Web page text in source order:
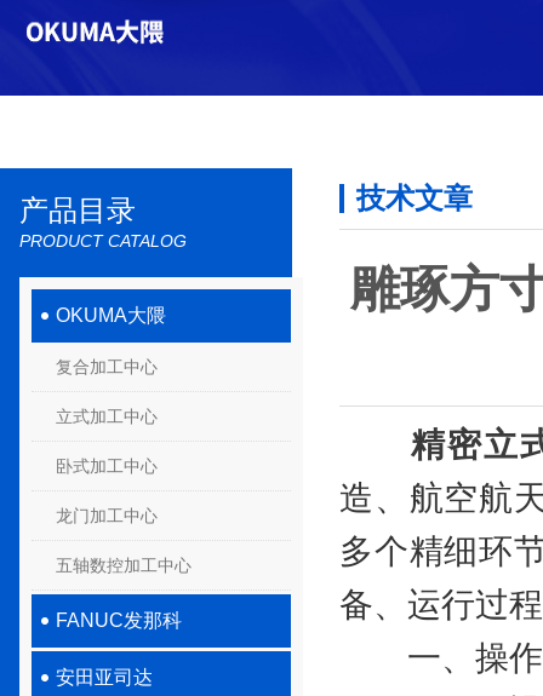
产品目录
PRODUCT CATALOG
OKUMA大隈
复合加工中心
立式加工中心
卧式加工中心
龙门加工中心
五轴数控加工中心
FANUC发那科
安田亚司达
技术文章
雕琢方
精密立
造、航空航
多个精细环
备、运行过
一、操作